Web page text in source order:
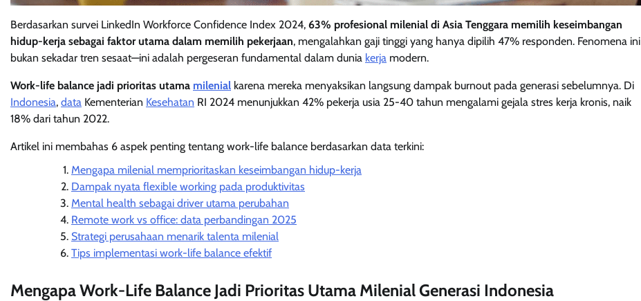
Berdasarkan survei LinkedIn Workforce Confidence Index 2024, 63% profesional milenial di Asia Tenggara memilih keseimbangan
hidup-kerja sebagai faktor utama dalam memilih pekerjaan, mengalahkan gaji tinggi yang hanya dipilih 47% responden. Fenomena ini
bukan sekadar tren sesaat—ini adalah pergeseran fundamental dalam dunia kerja modern.
Work-life balance jadi prioritas utama milenial karena mereka menyaksikan langsung dampak burnout pada generasi sebelumnya. Di
Indonesia, data Kementerian Kesehatan RI 2024 menunjukkan 42% pekerja usia 25-40 tahun mengalami gejala stres kerja kronis, naik
18% dari tahun 2022.
Artikel ini membahas 6 aspek penting tentang work-life balance berdasarkan data terkini:
Mengapa milenial memprioritaskan keseimbangan hidup-kerja
Dampak nyata flexible working pada produktivitas
Mental health sebagai driver utama perubahan
Remote work vs office: data perbandingan 2025
Strategi perusahaan menarik talenta milenial
Tips implementasi work-life balance efektif
Mengapa Work-Life Balance Jadi Prioritas Utama Milenial Generasi Indonesia